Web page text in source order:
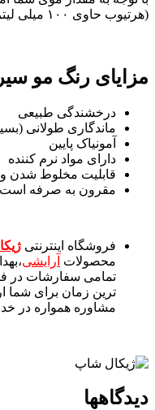
(هرتیوب حاوی ۱۰۰ میلی لیتر).
مزایای رنگ مو
درخشندگی طبیعی
ماندگاری طولانی
آمونیاک پایین
دارای مواد نرم کننده
قابلیت مخلوط شدن و
مقرون به صرفه است و برای ۲ بار
فروشگاه اینترنتی
محصولات آرایشی
تمامی سفارشات در
ترین زمان برای شما
مشاوره همواره در
دیدگاهها